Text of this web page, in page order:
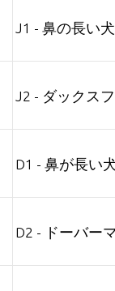
J1 - 鼻の長い犬
J2 - ダックス
D1 - 鼻が長い
D2 - ドーバー